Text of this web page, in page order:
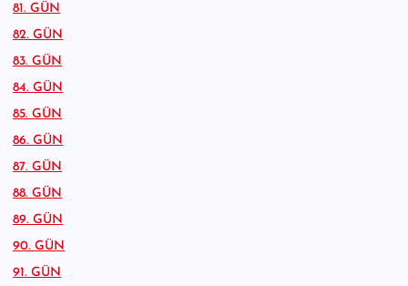
81. GÜN
82. GÜN
83. GÜN
84. GÜN
85. GÜN
86. GÜN
87. GÜN
88. GÜN
89. GÜN
90. GÜN
91. GÜN